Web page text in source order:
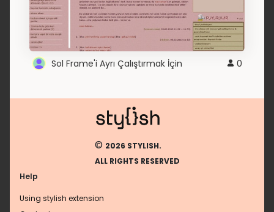
Sol Frame'i Ayrı Çalıştırmak İçin 0
© 2026 STYLISH.
ALL RIGHTS RESERVED
Help
Using stylish extension